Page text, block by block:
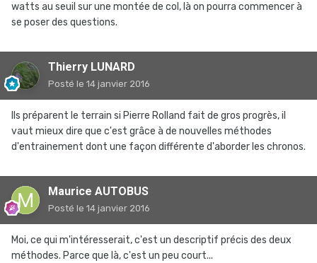
watts au seuil sur une montée de col, là on pourra commencer à
se poser des questions.
Thierry LUNARD
Posté le 14 janvier 2016
Ils préparent le terrain si Pierre Rolland fait de gros progrès, il
vaut mieux dire que c'est grâce à de nouvelles méthodes
d'entrainement dont une façon différente d'aborder les chronos.
Maurice AUTOBUS
Posté le 14 janvier 2016
Moi, ce qui m'intéresserait, c'est un descriptif précis des deux
méthodes. Parce que là, c'est un peu court...